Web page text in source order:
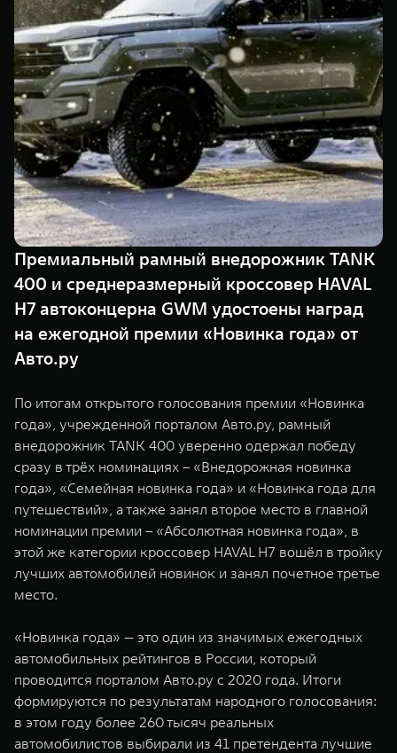
TANK 500
Веди за собой
от 6 499 000 ₽
TANK 700
Сила
от 10 199
WEY 07
Расширяя границы комфорта
от 6 149 000 ₽
WEY 05
Эстетика
от 5 699
WEY 80
Масштаб возможностей
от 6 449 000 ₽
WEY 80
Масштаб
от 8 099
TANK Финансы
Корпоративным клиентам
TANK ФИНАНСЫ
TANK Кредит
TANK Лизинг
TANK Страхование
Сервис
Специальные предложения
Моторные масла
ЦИФРОВЫЕ СЕРВИСЫ TANK
Цифровые сервисы TANK
Подписки
Премиальный рамный внедорожник TANK
400 и среднеразмерный кроссовер HAVAL
H7 автоконцерна GWM удостоены наград
на ежегодной премии «Новинка года» от
Авто.ру
По итогам открытого голосования премии «Новинка
года», учрежденной порталом Авто.ру, рамный
внедорожник TANK 400 уверенно одержал победу
сразу в трёх номинациях – «Внедорожная новинка
года», «Семейная новинка года» и «Новинка года для
путешествий», а также занял второе место в главной
номинации премии – «Абсолютная новинка года», в
этой же категории кроссовер HAVAL H7 вошёл в тройку
лучших автомобилей новинок и занял почетное третье
место.
«Новинка года» — это один из значимых ежегодных
автомобильных рейтингов в России, который
проводится порталом Авто.ру с 2020 года. Итоги
формируются по результатам народного голосования:
в этом году более 260 тысяч реальных
автомобилистов выбирали из 41 претендента лучшие